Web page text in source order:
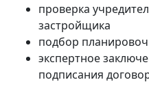
проверка
застройщика
подбор
экспертное
подписания